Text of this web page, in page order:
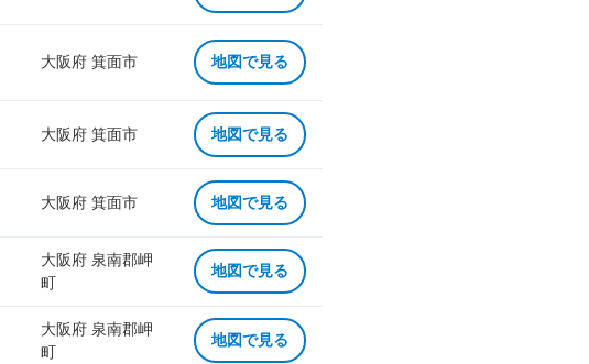
大阪府 箕面市 地図で見る
大阪府 箕面市 地図で見る
大阪府 箕面市 地図で見る
大阪府 泉南郡岬
町
地図で見る
大阪府 泉南郡岬
町
地図で見る